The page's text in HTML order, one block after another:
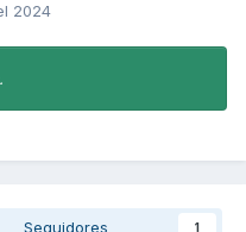
2024
Seguidores 1